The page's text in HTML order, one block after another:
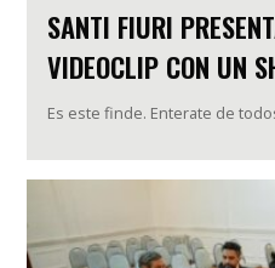
SANTI FIURI
VIDEOCLIP CON UN
Es este finde. Enterate de